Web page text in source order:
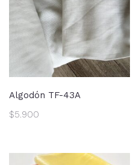
Algodón TF-43A
$5.900